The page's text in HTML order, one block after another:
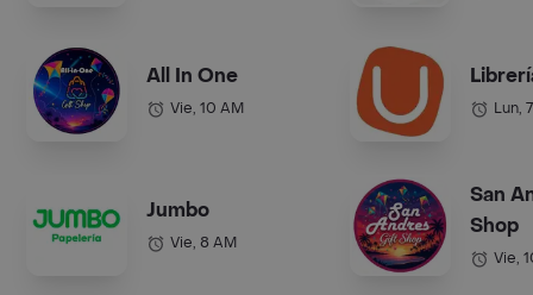
All In One
Vie, 10 AM
Jumbo
Vie, 8 AM
Lun,
San
Shop
Vie,